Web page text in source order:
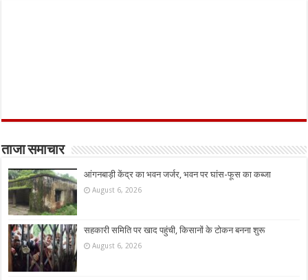
ताजा समाचार
आंगनबाड़ी केंद्र का भवन जर्जर, भवन पर घांस-फूस का कब्जा
August 6, 2026
सहकारी समिति पर खाद पहुंची, किसानों के टोकन बनना शुरू
August 6, 2026